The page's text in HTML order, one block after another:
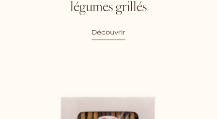
légumes grillés
Découvrir